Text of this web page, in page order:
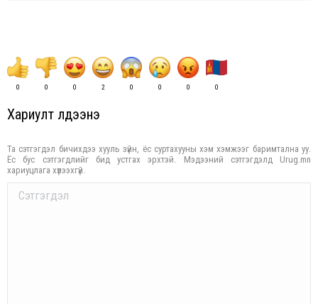
0 0 0 2 0 0 0 0
Хариулт үлдээнэ үү
Та сэтгэгдэл бичихдээ хууль зүйн, ёс суртахууны хэм хэмжээг баримтална уу.
Ёс бус сэтгэгдлийг бид устгах эрхтэй. Мэдээний сэтгэгдэлд Urug.mn
хариуцлага хүлээхгүй.
Comment